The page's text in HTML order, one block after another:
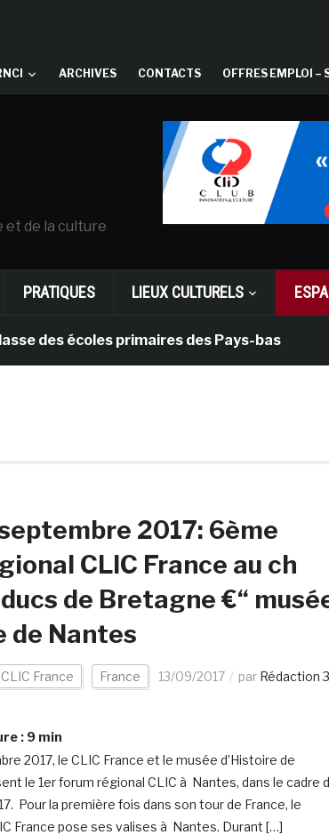
ARCHIVES CONTACTS OFFRES EMPLOI –
et de la culture
PRATIQUES LIEUX CULTURELS
écoles primaires des Pays-bas il y a 1
2017: 6ème
CLIC France au ch
de Bretagne €“
de Nantes
CLIC France France 13/09/2017 par Rédaction 3
: 9 min
2017, le CLIC France et le musée d’Histoire de
le 1er forum régional CLIC à Nantes, dans le cadre
Pour la première fois dans son tour de France, le
France pose ses valises à Nantes. Durant […]